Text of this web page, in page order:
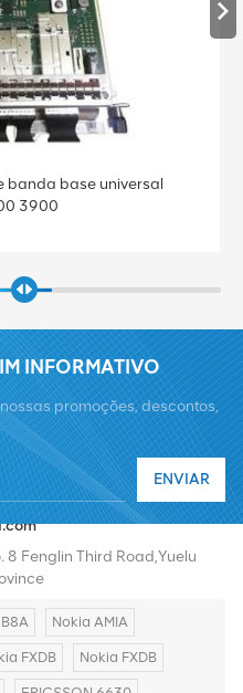
banda base universal
3900
INFORMATIVO
promoções, descontos,
ENVIAR
Fenglin Third Road,Yuelu
Nokia AMIA
FXDB Nokia FXDB